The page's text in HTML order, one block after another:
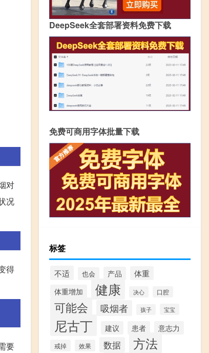
对
况
得
要
DeepSeek全套部署资料免费下载
免费可商用字体批量下载
标签
不适 也会 产品 体重
体重增加 健康 决心 口腔
可能会 吸烟者 孩子 宝宝
尼古丁 建议 患者 意志力
戒掉 效果 数据 方法